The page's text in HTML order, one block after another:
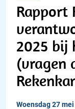
Rapport
2025 bij
(vragen
woensdag 27